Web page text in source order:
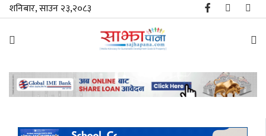
शनिबार, साउन २३,२०८३
समाचार